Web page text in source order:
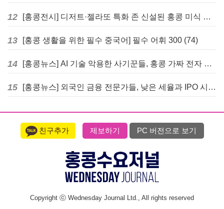
12 [홍콩전시] 디저트·젤라또 특화 존 신설된 홍콩 미식 박람회 다음주 개막
13 [홍콩 생활을 위한 필수 중국어] 필수 어휘 300 (74)
14 [홍콩뉴스] AI 기술 악용한 사기꾼들, 홍콩 가짜 전자 비자 사이트 극성
15 [홍콩뉴스] 외국인 금융 전문가들, 낮은 세율과 IPO 시장 회복에 홍콩으로 '대거 복귀'
친구추가 제보하기 PC 버전으로 보기
Copyright ⓒ Wednesday Journal Ltd., All rights reserved